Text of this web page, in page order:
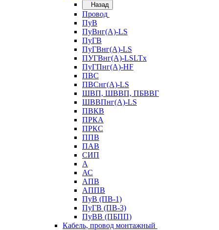
Назад
Провод
ПуВ
ПуВнг(А)-LS
ПуГВ
ПуГВнг(А)-LS
ПУГВнг(А)-LSLTx
ПуГПнг(А)-HF
ПВС
ПВСнг(А)-LS
ШВП, ШВВП, ПБВВГ
ШВВПнг(А)-LS
ПВКВ
ПРКА
ПРКС
ППВ
ПАВ
СИП
А
АС
АПВ
АППВ
ПуВ (ПВ-1)
ПуГВ (ПВ-3)
ПуВВ (ПБПП)
Кабель, провод монтажный